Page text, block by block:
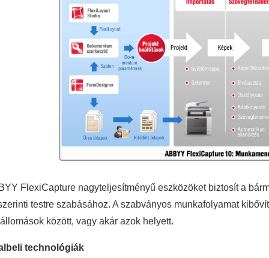
FlexiCapture nagyteljesítményű eszközöket biztosít a
testre szabásához. A szabványos munkafolyamat
között, vagy akár azok helyett.
technológiák